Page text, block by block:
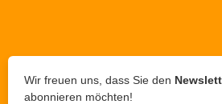
Wir freuen uns, dass Sie den
abonnieren möchten!